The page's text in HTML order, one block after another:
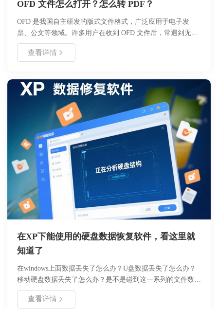
OFD 文件怎么打开？怎么转 PDF？
OFD 是我国自主研发的版式文件格式，广泛应用于电子发
票、公文等领域。许多用户在收到 OFD 文件后，常遇到无法
打开或需要转换为 PDF 的问题。本文将详细介绍 OFD 文件的
定义、打开方式（专用阅读器、浏览器）、转换方法（在线工
确保文档查看与归档的便利性。
查看详情
在XP下能使用的硬盘数据恢复软件，看这里就
知道了
在windows上面数据丢失了怎么办？U盘数据丢失了怎么办？
移动硬盘数据丢失了怎么办？是不是碰到这一系列的文件数据
丢失了，不知道怎么找回，焦急万分，十万火急呢。现在市面
上数据恢复软件非常多，而且恢复数据的成功率，每个软件都
查看详情